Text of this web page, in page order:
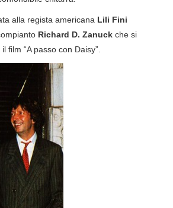
alla regista americana Lili Fini
Richard D. Zanuck che si
film “A passo con Daisy”.